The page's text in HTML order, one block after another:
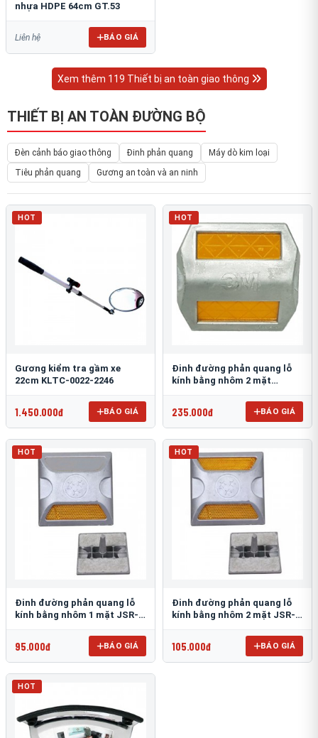
nhựa HDPE 64cm GT.53
Liên hệ BÁO GIÁ
Xem thêm 119 Thiết bị an toàn giao thông
THIẾT BỊ AN TOÀN ĐƯỜNG BỘ
Đèn cảnh báo giao thông Đinh phản quang
Máy dò kim loại
Tiêu phản quang
Gương an toàn và an ninh
HOT
Gương kiểm tra gầm xe
22cm KLTC-0022-2246
1.450.000đ BÁO GIÁ
HOT
Đinh đường phản quang lỗ
kính bằng nhôm 2 mặt
235.000đ BÁO GIÁ
HOT
Đinh đường phản quang lỗ
kính bằng nhôm 1 mặt JSR-
95.000đ BÁO GIÁ
HOT
Đinh đường phản quang lỗ
kính bằng nhôm 2 mặt JSR-
105.000đ BÁO GIÁ
HOT